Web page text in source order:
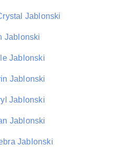
Jablonski
Jablonski
Jablonski
Jablonski
Jablonski
Jablonski
Jablonski